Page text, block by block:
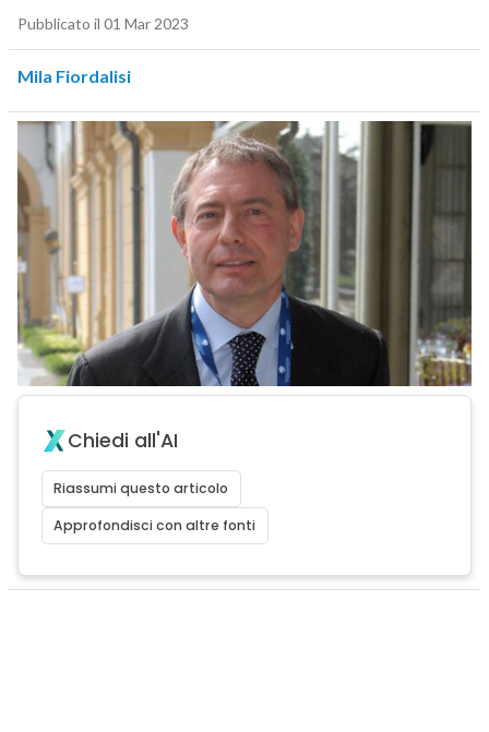
Pubblicato il 01 Mar 2023
Mila Fiordalisi
Chiedi all'AI
Riassumi questo articolo
Approfondisci con altre fonti